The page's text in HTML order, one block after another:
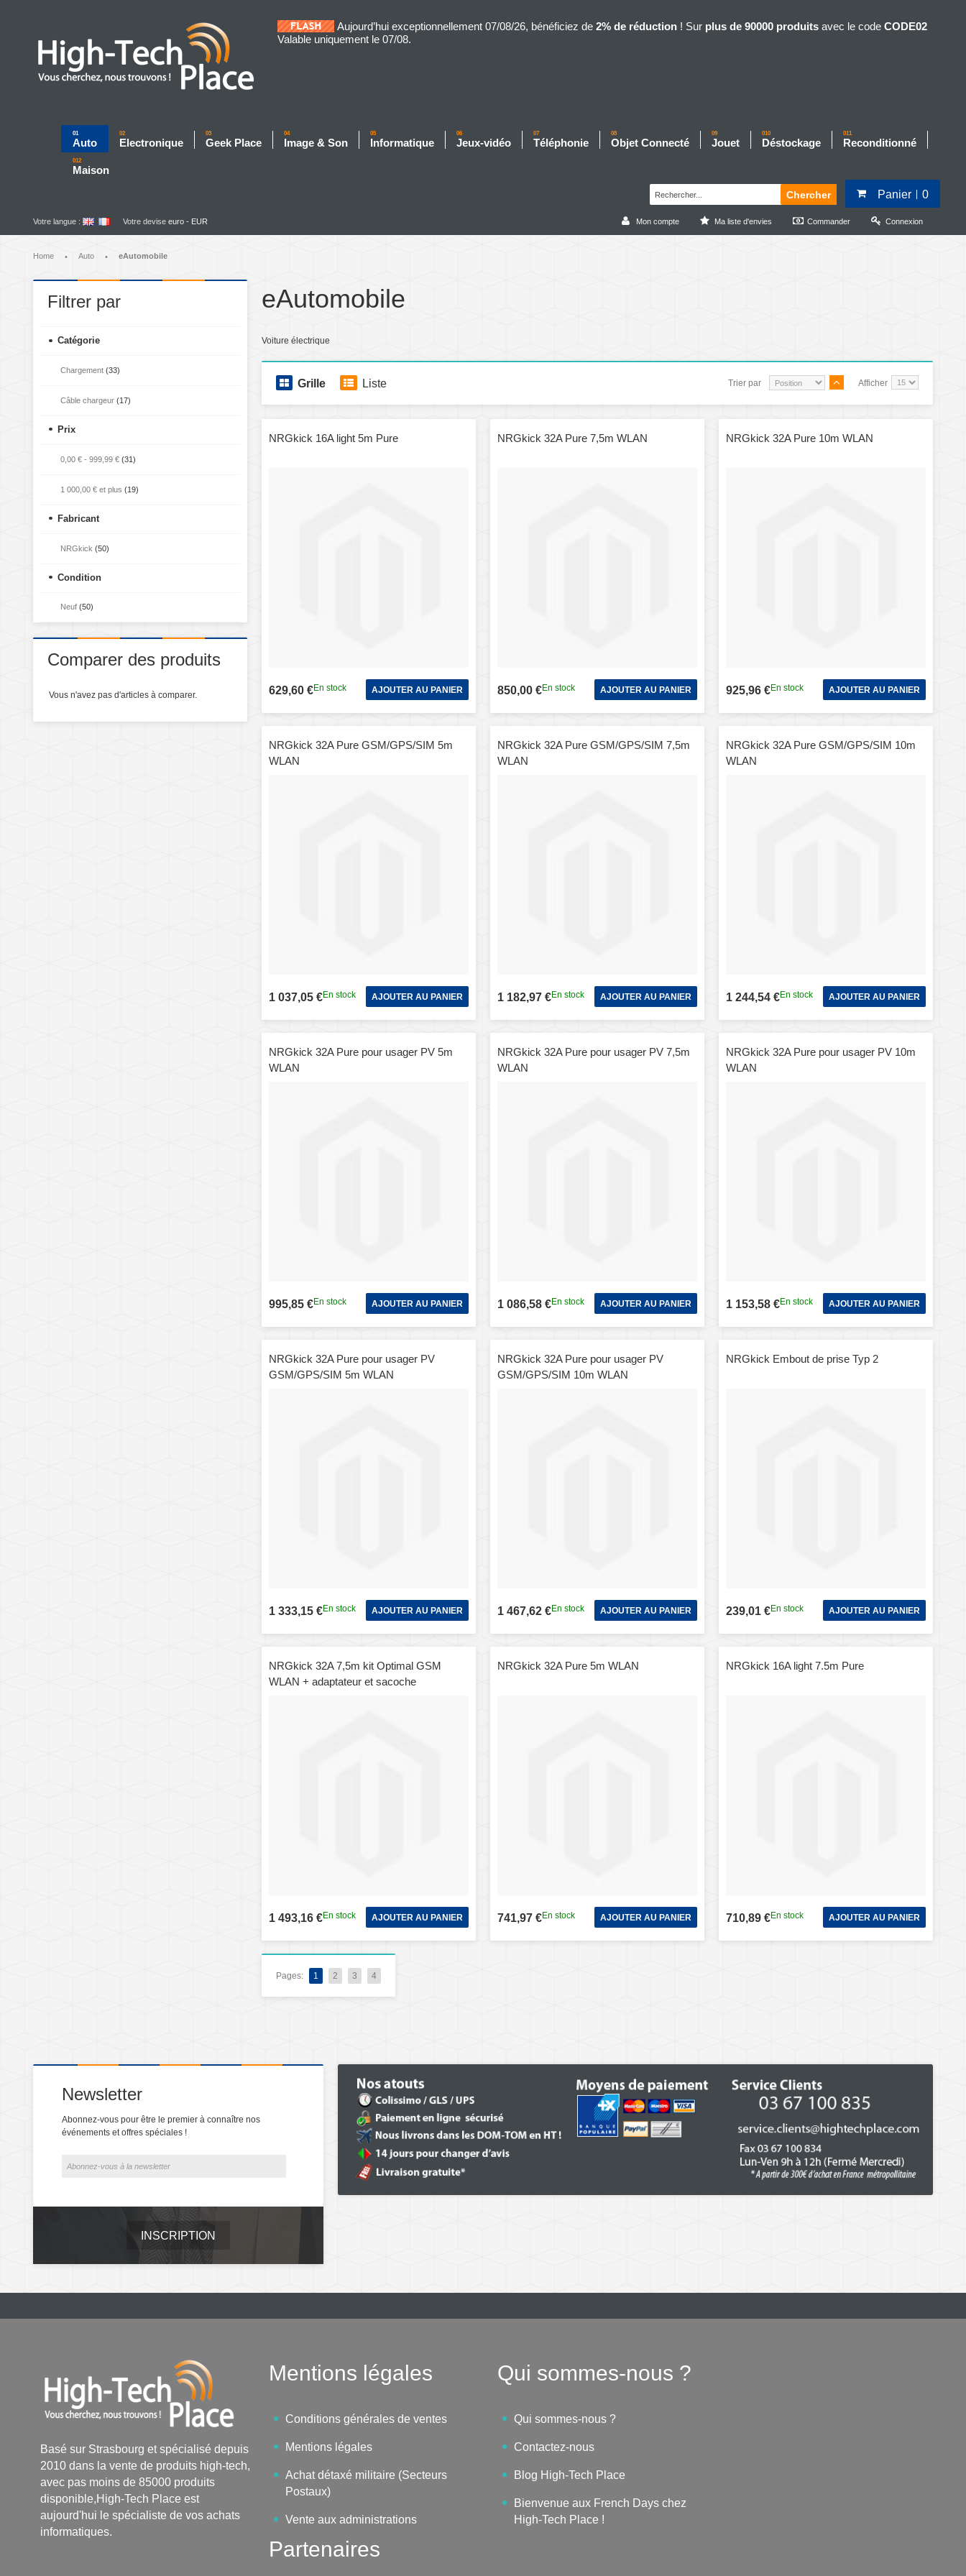
Aujourd’hui exceptionnellement 07/08/26, bénéficiez de 2% de réduction ! Sur plus de 90000 produits avec le code CODE02
Valable uniquement le 07/08.
01
Auto
02
Electronique
03
Geek Place
04
Image & Son
05
Informatique
06
Jeux-vidéo
07
Téléphonie
08
Objet Connecté
09
Jouet
010
Déstockage
011
Reconditionné
012
Maison
Panier
0
Chercher
Mon compte Ma liste d'envies Commander Connexion
Votre langue : Votre devise euro - EUR
Home • Auto • eAutomobile
eAutomobile
Voiture électrique
Grille Liste Afficher
Trier par
NRGkick 16A light 5m Pure
629,60 €En stock AJOUTER AU PANIER
NRGkick 32A Pure 7,5m WLAN
850,00 €En stock AJOUTER AU PANIER
NRGkick 32A Pure 10m WLAN
925,96 €En stock AJOUTER AU PANIER
NRGkick 32A Pure GSM/GPS/SIM 5m
WLAN
1 037,05 €En stock AJOUTER AU PANIER
NRGkick 32A Pure GSM/GPS/SIM 7,5m
WLAN
1 182,97 €En stock AJOUTER AU PANIER
NRGkick 32A Pure GSM/GPS/SIM 10m
WLAN
1 244,54 €En stock AJOUTER AU PANIER
NRGkick 32A Pure pour usager PV 5m
WLAN
995,85 €En stock AJOUTER AU PANIER
NRGkick 32A Pure pour usager PV 7,5m
WLAN
1 086,58 €En stock AJOUTER AU PANIER
NRGkick 32A Pure pour usager PV 10m
WLAN
1 153,58 €En stock AJOUTER AU PANIER
NRGkick 32A Pure pour usager PV
GSM/GPS/SIM 5m WLAN
1 333,15 €En stock AJOUTER AU PANIER
NRGkick 32A Pure pour usager PV
GSM/GPS/SIM 10m WLAN
1 467,62 €En stock AJOUTER AU PANIER
NRGkick Embout de prise Typ 2
239,01 €En stock AJOUTER AU PANIER
NRGkick 32A 7,5m kit Optimal GSM
WLAN + adaptateur et sacoche
1 493,16 €En stock AJOUTER AU PANIER
NRGkick 32A Pure 5m WLAN
741,97 €En stock AJOUTER AU PANIER
NRGkick 16A light 7.5m Pure
710,89 €En stock AJOUTER AU PANIER
Pages: 1 2 3 4
Filtrer par
Catégorie
Chargement (33)
Câble chargeur (17)
Prix
0,00 € - 999,99 € (31)
1 000,00 € et plus (19)
Fabricant
NRGkick (50)
Condition
Neuf (50)
Comparer des produits
Vous n'avez pas d'articles à comparer.
Newsletter
Abonnez-vous pour être le premier à connaître nos
événements et offres spéciales !
INSCRIPTION
Basé sur Strasbourg et spécialisé depuis
2010 dans la vente de produits high-tech,
avec pas moins de 85000 produits
disponible,High-Tech Place est
aujourd'hui le spécialiste de vos achats
informatiques.
Mentions légales
Conditions générales de ventes
Mentions légales
Achat détaxé militaire (Secteurs
Postaux)
Vente aux administrations
Qui sommes-nous ?
Qui sommes-nous ?
Contactez-nous
Blog High-Tech Place
Bienvenue aux French Days chez
High-Tech Place !
Partenaires